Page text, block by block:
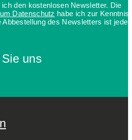
den kostenlosen Newsletter. Die
Datenschutz habe ich zur Kenntnis
Abbestellung des Newsletters ist
uns